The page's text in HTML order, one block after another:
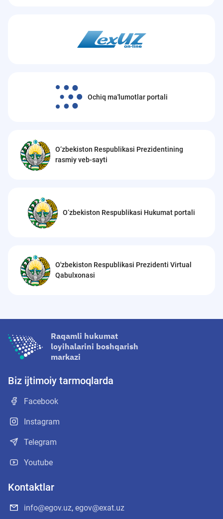
Ochiq ma'lumotlar portali
O‘zbekiston Respublikasi Prezidentining
rasmiy veb-sayti
O‘zbekiston Respublikasi Hukumat portali
O'zbekiston Respublikasi Prezidenti Virtual
Qabulxonasi
Raqamli hukumat
loyihalarini boshqarish
markazi
Biz ijtimoiy tarmoqlarda
Facebook
Instagram
Telegram
Youtube
Kontaktlar
info@egov.uz, egov@exat.uz